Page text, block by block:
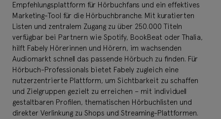
Empfehlungsplattform für Hörbuchfans und ein effektives
Marketing-Tool für die Hörbuchbranche. Mit kuratierten
Listen und zentralem Zugang zu über 250.000 Titeln
verfügbar bei Partnern wie Spotify, BookBeat oder Thalia,
hilft Fabely Hörerinnen und Hörern, im wachsenden
Audiomarkt schnell das passende Hörbuch zu finden. Für
Hörbuch-Professionals bietet Fabely zugleich eine
nutzerzentrierte Plattform, um Sichtbarkeit zu schaffen
und Zielgruppen gezielt zu erreichen – mit individuell
gestaltbaren Profilen, thematischen Hörbuchlisten und
direkter Verlinkung zu Shops und Streaming-Plattformen.